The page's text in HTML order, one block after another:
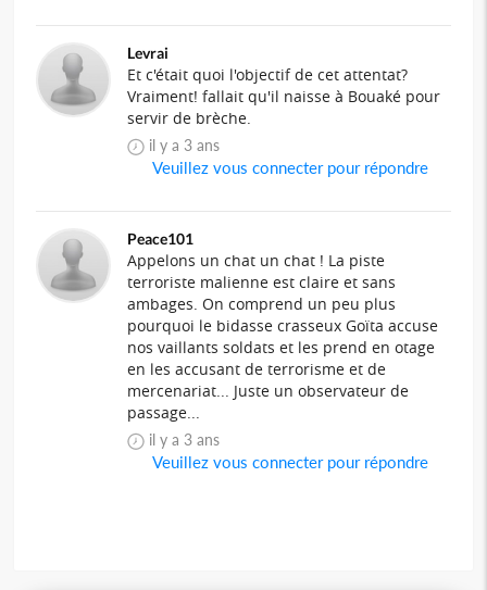
Levrai
Et c'était quoi l'objectif de cet attentat?
Vraiment! fallait qu'il naisse à Bouaké pour
servir de brèche.
il y a 3 ans
Veuillez vous connecter pour répondre
Peace101
Appelons un chat un chat ! La piste
terroriste malienne est claire et sans
ambages. On comprend un peu plus
pourquoi le bidasse crasseux Goïta accuse
nos vaillants soldats et les prend en otage
en les accusant de terrorisme et de
mercenariat... Juste un observateur de
passage...
il y a 3 ans
Veuillez vous connecter pour répondre